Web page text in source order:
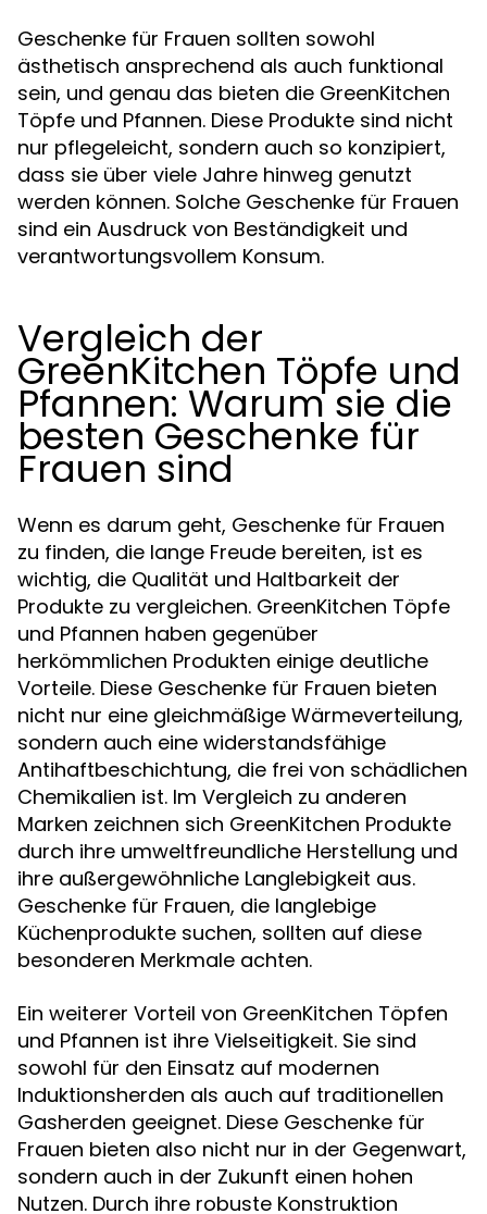
Geschenke für Frauen sollten sowohl
ästhetisch ansprechend als auch funktional
sein, und genau das bieten die GreenKitchen
Töpfe und Pfannen. Diese Produkte sind nicht
nur pflegeleicht, sondern auch so konzipiert,
dass sie über viele Jahre hinweg genutzt
werden können. Solche Geschenke für Frauen
sind ein Ausdruck von Beständigkeit und
verantwortungsvollem Konsum.
Vergleich der
GreenKitchen Töpfe und
Pfannen: Warum sie die
besten Geschenke für
Frauen sind
Wenn es darum geht, Geschenke für Frauen
zu finden, die lange Freude bereiten, ist es
wichtig, die Qualität und Haltbarkeit der
Produkte zu vergleichen. GreenKitchen Töpfe
und Pfannen haben gegenüber
herkömmlichen Produkten einige deutliche
Vorteile. Diese Geschenke für Frauen bieten
nicht nur eine gleichmäßige Wärmeverteilung,
sondern auch eine widerstandsfähige
Antihaftbeschichtung, die frei von schädlichen
Chemikalien ist. Im Vergleich zu anderen
Marken zeichnen sich GreenKitchen Produkte
durch ihre umweltfreundliche Herstellung und
ihre außergewöhnliche Langlebigkeit aus.
Geschenke für Frauen, die langlebige
Küchenprodukte suchen, sollten auf diese
besonderen Merkmale achten.
Ein weiterer Vorteil von GreenKitchen Töpfen
und Pfannen ist ihre Vielseitigkeit. Sie sind
sowohl für den Einsatz auf modernen
Induktionsherden als auch auf traditionellen
Gasherden geeignet. Diese Geschenke für
Frauen bieten also nicht nur in der Gegenwart,
sondern auch in der Zukunft einen hohen
Nutzen. Durch ihre robuste Konstruktion